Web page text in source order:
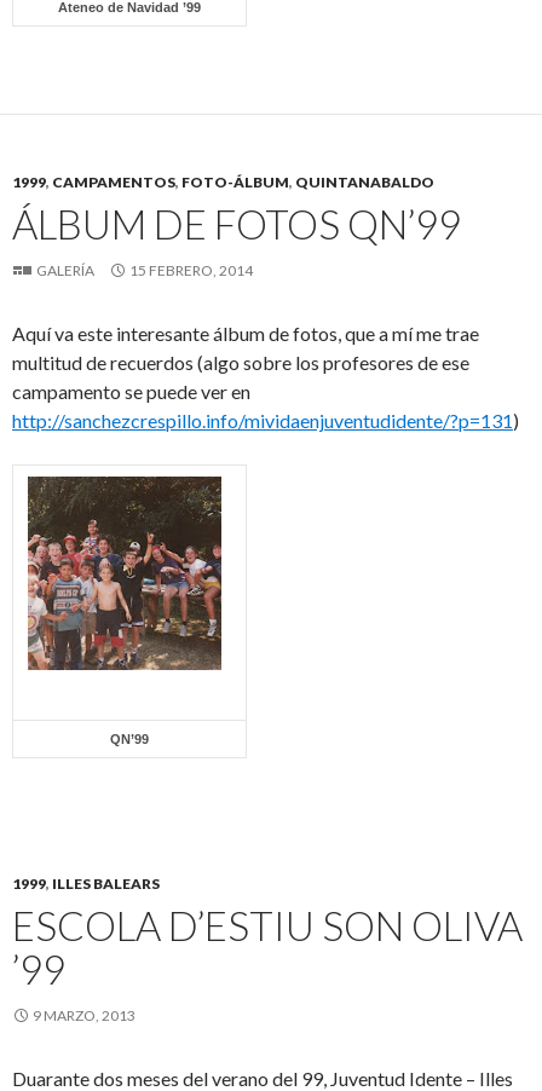
Ateneo de Navidad ’99
1999, CAMPAMENTOS, FOTO-ÁLBUM, QUINTANABALDO
ÁLBUM DE FOTOS QN’99
GALERÍA 15 FEBRERO, 2014
Aquí va este interesante álbum de fotos, que a mí me trae
multitud de recuerdos (algo sobre los profesores de ese
campamento se puede ver en
http://sanchezcrespillo.info/mividaenjuventudidente/?p=131)
QN’99
1999, ILLES BALEARS
ESCOLA D’ESTIU SON OLIVA
’99
9 MARZO, 2013
Duarante dos meses del verano del 99, Juventud Idente – Illes